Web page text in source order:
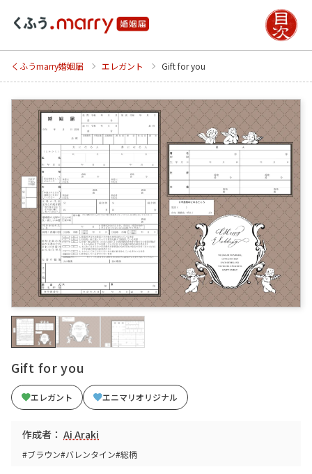
くふうmarry婚姻届 エレガント Gift for you
Gift for you
エレガント エニマリオリジナル
作成者： Ai Araki
#ブラウン#バレンタイン#総柄